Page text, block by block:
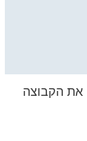
את הקבוצה